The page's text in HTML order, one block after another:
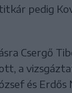
pedig
Csergő
a
és Erdős